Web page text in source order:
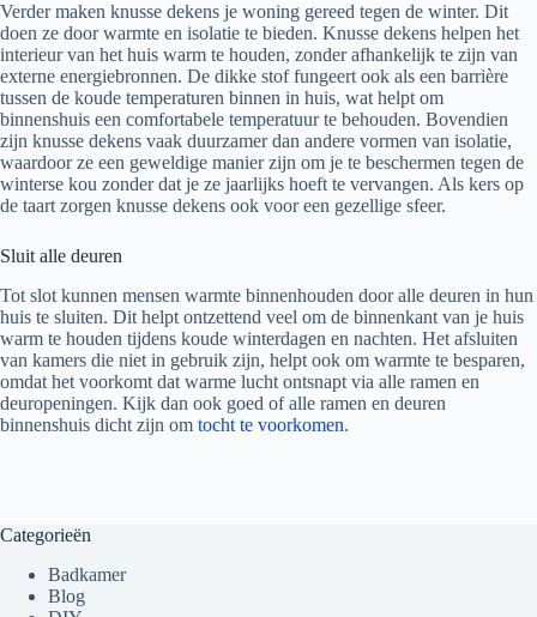
Verder maken knusse dekens je woning gereed tegen de winter. Dit
doen ze door warmte en isolatie te bieden. Knusse dekens helpen het
interieur van het huis warm te houden, zonder afhankelijk te zijn van
externe energiebronnen. De dikke stof fungeert ook als een barrière
tussen de koude temperaturen binnen in huis, wat helpt om
binnenshuis een comfortabele temperatuur te behouden. Bovendien
zijn knusse dekens vaak duurzamer dan andere vormen van isolatie,
waardoor ze een geweldige manier zijn om je te beschermen tegen de
winterse kou zonder dat je ze jaarlijks hoeft te vervangen. Als kers op
de taart zorgen knusse dekens ook voor een gezellige sfeer.
Sluit alle deuren
Tot slot kunnen mensen warmte binnenhouden door alle deuren in hun
huis te sluiten. Dit helpt ontzettend veel om de binnenkant van je huis
warm te houden tijdens koude winterdagen en nachten. Het afsluiten
van kamers die niet in gebruik zijn, helpt ook om warmte te besparen,
omdat het voorkomt dat warme lucht ontsnapt via alle ramen en
deuropeningen. Kijk dan ook goed of alle ramen en deuren
binnenshuis dicht zijn om tocht te voorkomen.
Categorieën
Badkamer
Blog